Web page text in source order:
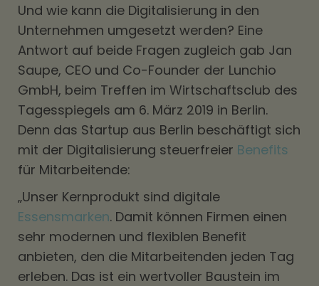
Und wie kann die Digitalisierung in den
Unternehmen umgesetzt werden? Eine
Antwort auf beide Fragen zugleich gab Jan
Saupe, CEO und Co-Founder der Lunchio
GmbH, beim Treffen im Wirtschaftsclub des
Tagesspiegels am 6. März 2019 in Berlin.
Denn das Startup aus Berlin beschäftigt sich
mit der Digitalisierung steuerfreier Benefits
für Mitarbeitende:
„Unser Kernprodukt sind digitale
Essensmarken. Damit können Firmen einen
sehr modernen und flexiblen Benefit
anbieten, den die Mitarbeitenden jeden Tag
erleben. Das ist ein wertvoller Baustein im